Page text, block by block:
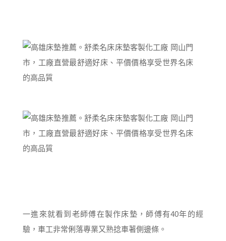
一進來就看到老師傅在製作床墊，師傅有40年的經
驗，車工非常俐落專業又熟捻車著側邊條。